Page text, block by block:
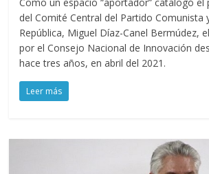
del Comité Central del Partido Comunista
República, Miguel Díaz-Canel Bermúdez,
por el Consejo Nacional de Innovación
hace tres años, en abril del 2021.
Leer más